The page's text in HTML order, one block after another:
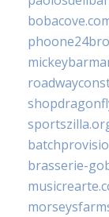
brasserie-